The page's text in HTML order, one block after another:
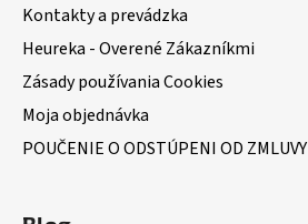
Kontakty a prevádzka
Heureka - Overené Zákazníkmi
Zásady používania Cookies
Moja objednávka
POUČENIE O ODSTÚPENI OD ZMLUVY